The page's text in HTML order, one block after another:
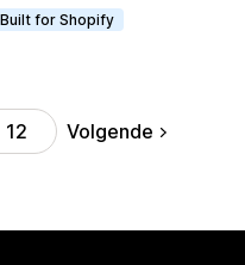
Built for Shopify
12 Volgende